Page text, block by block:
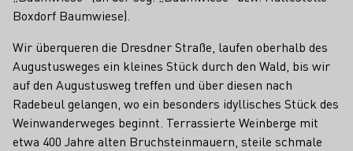
Boxdorf Baumwiese).
Wir überqueren die Dresdner Straße, laufen oberhalb des
Augustusweges ein kleines Stück durch den Wald, bis wir
auf den Augustusweg treffen und über diesen nach
Radebeul gelangen, wo ein besonders idyllisches Stück des
Weinwanderweges beginnt. Terrassierte Weinberge mit
etwa 400 Jahre alten Bruchsteinmauern, steile schmale